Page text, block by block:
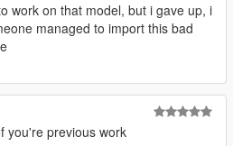
work on that model, but i gave up, i
managed to import this bad
you're previous work